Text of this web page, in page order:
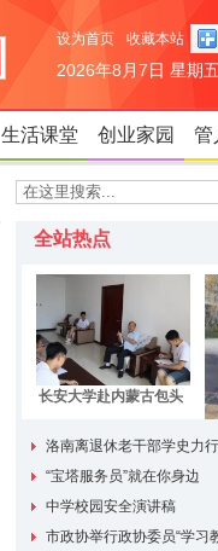
设为首页 收藏本站
2026年8月7日 星期
生活课堂 创业家园 管
全站热点
长安大学赴内蒙古包头
保险中制度现状分析以
及未来发展形势的评
估”暑期社会实践活动
圆满结束
洛南离退休老干部学史力
“宝塔服务员”就在你身边
中学校园安全演讲稿
市政协举行政协委员“学习